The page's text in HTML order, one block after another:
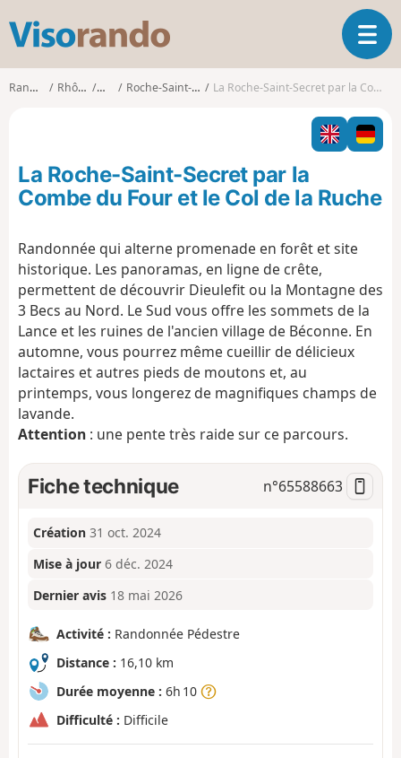
s
o
o
O
u
i
r
l
n
a
t
i
Randonnées Rhône-Alpes DrômeRoche-Saint-Secret-Béconne La Roche-Saint-Secret par la Combe du Four et le Col de la Ruche
La Roche-Saint-Secret par la
Combe du Four et le Col de la Ruche
Randonnée qui alterne promenade en forêt et site
historique. Les panoramas, en ligne de crête,
permettent de découvrir Dieulefit ou la Montagne des
3 Becs au Nord. Le Sud vous offre les sommets de la
Lance et les ruines de l'ancien village de Béconne. En
automne, vous pourrez même cueillir de délicieux
lactaires et autres pieds de moutons et, au
printemps, vous longerez de magnifiques champs de
lavande.
Attention : une pente très raide sur ce parcours.
Fiche technique n°65588663
Création 31 oct. 2024
Mise à jour 6 déc. 2024
Dernier avis 18 mai 2026
Activité : Randonnée Pédestre
Distance : 16,10 km
Durée moyenne : 6h 10
Difficulté : Difficile